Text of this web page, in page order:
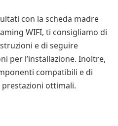
con la scheda madre
WIFI, ti consigliamo di
e di seguire
per l’installazione. Inoltre,
compatibili e di
ottimali.